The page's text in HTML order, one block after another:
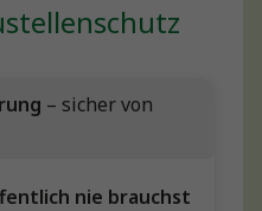
– sicher von
nie brauchst